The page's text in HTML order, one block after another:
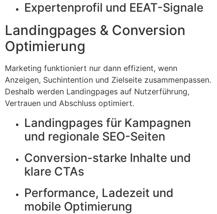
Expertenprofil und EEAT-Signale
Landingpages & Conversion
Optimierung
Marketing funktioniert nur dann effizient, wenn
Anzeigen, Suchintention und Zielseite zusammenpassen.
Deshalb werden Landingpages auf Nutzerführung,
Vertrauen und Abschluss optimiert.
Landingpages für Kampagnen
und regionale SEO-Seiten
Conversion-starke Inhalte und
klare CTAs
Performance, Ladezeit und
mobile Optimierung